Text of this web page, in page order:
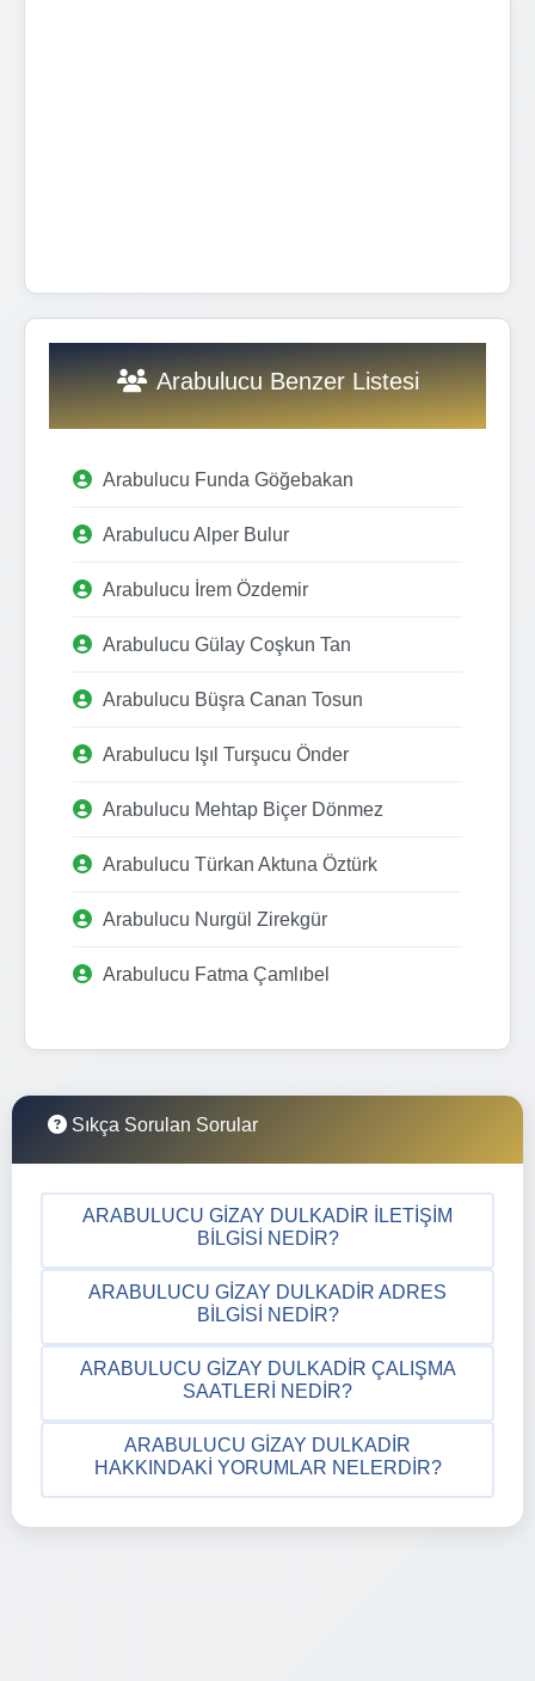
Arabulucu Benzer Listesi
Arabulucu Funda Göğebakan
Arabulucu Alper Bulur
Arabulucu İrem Özdemir
Arabulucu Gülay Coşkun Tan
Arabulucu Büşra Canan Tosun
Arabulucu Işıl Turşucu Önder
Arabulucu Mehtap Biçer Dönmez
Arabulucu Türkan Aktuna Öztürk
Arabulucu Nurgül Zirekgür
Arabulucu Fatma Çamlıbel
Sıkça Sorulan Sorular
ARABULUCU GIZAY DULKADIR İLETIŞIM
BILGISI NEDIR?
ARABULUCU GIZAY DULKADIR ADRES
BILGISI NEDIR?
ARABULUCU GIZAY DULKADIR ÇALIŞMA
SAATLERI NEDIR?
ARABULUCU GIZAY DULKADIR
HAKKINDAKI YORUMLAR NELERDIR?